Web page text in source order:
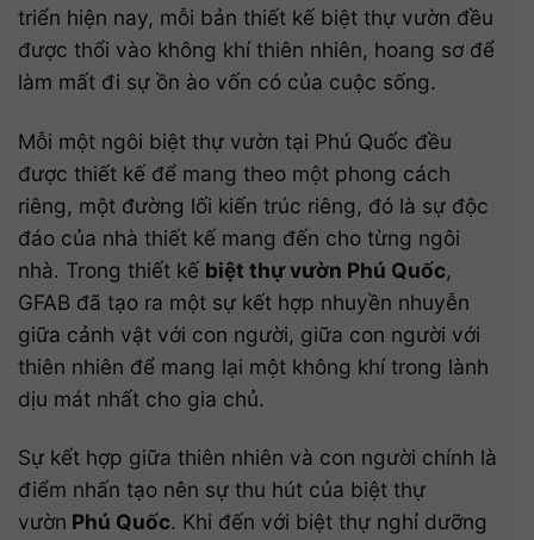
triển hiện nay, mỗi bản thiết kế biệt thự vườn đều
được thổi vào không khí thiên nhiên, hoang sơ để
làm mất đi sự ồn ào vốn có của cuộc sống.
Mỗi một ngôi biệt thự vườn tại Phú Quốc đều
được thiết kế để mang theo một phong cách
riêng, một đường lối kiến trúc riêng, đó là sự độc
đáo của nhà thiết kế mang đến cho từng ngôi
nhà. Trong thiết kế biệt thự vườn Phú Quốc,
GFAB đã tạo ra một sự kết hợp nhuyền nhuyễn
giữa cảnh vật với con người, giữa con người với
thiên nhiên để mang lại một không khí trong lành
dịu mát nhất cho gia chủ.
Sự kết hợp giữa thiên nhiên và con người chính là
điểm nhấn tạo nên sự thu hút của biệt thự
vườn Phú Quốc. Khi đến với biệt thự nghỉ dưỡng